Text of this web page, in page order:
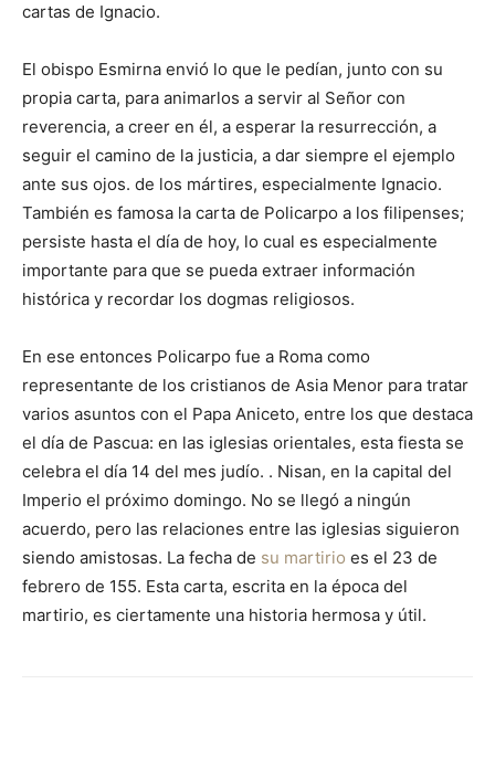
cartas de Ignacio.
El obispo Esmirna envió lo que le pedían, junto con su
propia carta, para animarlos a servir al Señor con
reverencia, a creer en él, a esperar la resurrección, a
seguir el camino de la justicia, a dar siempre el ejemplo
ante sus ojos. de los mártires, especialmente Ignacio.
También es famosa la carta de Policarpo a los filipenses;
persiste hasta el día de hoy, lo cual es especialmente
importante para que se pueda extraer información
histórica y recordar los dogmas religiosos.
En ese entonces Policarpo fue a Roma como
representante de los cristianos de Asia Menor para tratar
varios asuntos con el Papa Aniceto, entre los que destaca
el día de Pascua: en las iglesias orientales, esta fiesta se
celebra el día 14 del mes judío. . Nisan, en la capital del
Imperio el próximo domingo. No se llegó a ningún
acuerdo, pero las relaciones entre las iglesias siguieron
siendo amistosas. La fecha de su martirio es el 23 de
febrero de 155. Esta carta, escrita en la época del
martirio, es ciertamente una historia hermosa y útil.